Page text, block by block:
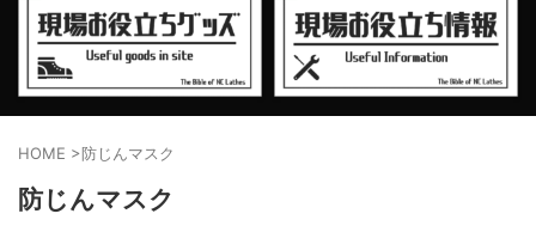
HOME >防じんマスク
防じんマスク